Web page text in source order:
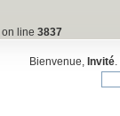
on line 3837
Bienvenue,Invité